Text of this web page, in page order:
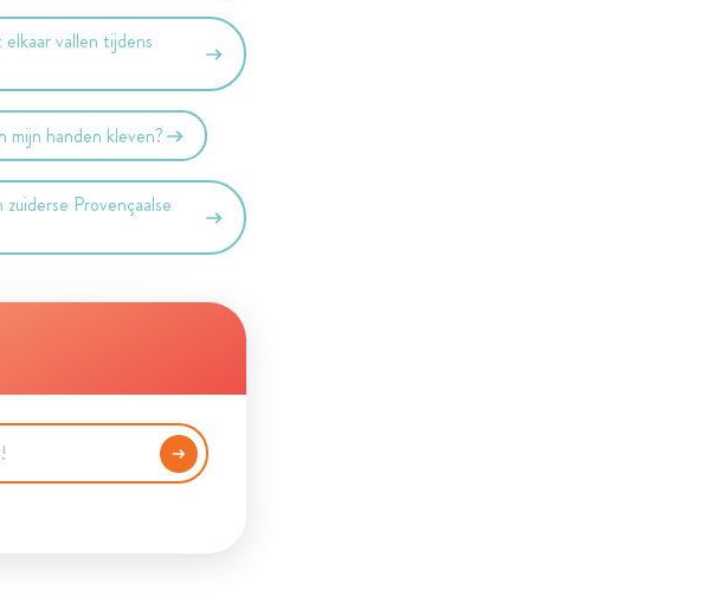
vallen tijdens
mijn handen kleven?
Provençaalse